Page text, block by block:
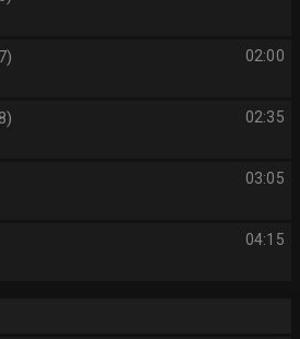
02:00
02:35
03:05
04:15